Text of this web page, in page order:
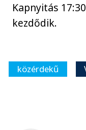
Kapnyitás
kezdődik.
közérdekű